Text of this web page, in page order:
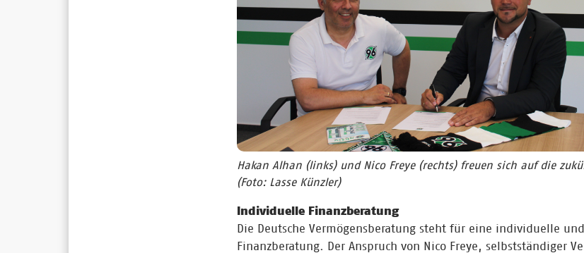
Hakan Alhan (links) und Nico Freye (rechts) freuen sich auf die
(Foto: Lasse Künzler)
Individuelle Finanzberatung
Die Deutsche Vermögensberatung steht für eine individuelle
Finanzberatung. Der Anspruch von Nico Freye, selbstständiger